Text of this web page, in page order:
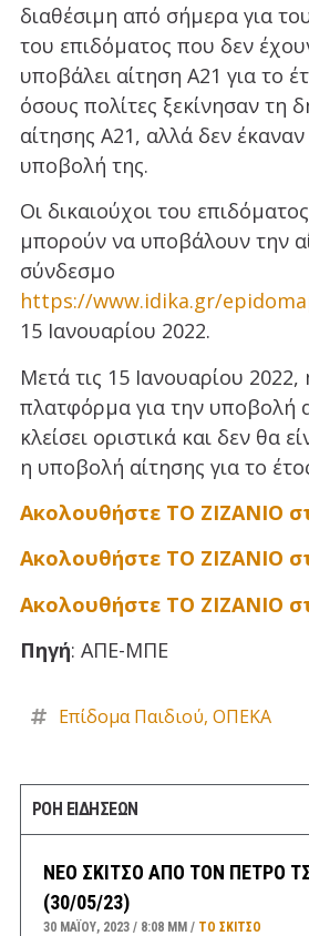
διαθέσιμη από σήμερα για
του επιδόματος που δεν
υποβάλει αίτηση Α21 για το
όσους πολίτες ξεκίνησαν τη
αίτησης Α21, αλλά δεν έκαναν
υποβολή της.
Οι δικαιούχοι του
μπορούν να υποβάλουν την
σύνδεσμο
https://www.idika.gr/
15 Ιανουαρίου 2022.
Μετά τις 15 Ιανουαρίου 2022,
πλατφόρμα για την υποβολή
κλείσει οριστικά και δεν θα
η υποβολή αίτησης για το
Ακολουθήστε ΤΟ ΖΙΖΑΝΙΟ
Ακολουθήστε ΤΟ ΖΙΖΑΝΙΟ
Ακολουθήστε ΤΟ ΖΙΖΑΝΙΟ
Πηγή: ΑΠΕ-ΜΠΕ
Επίδομα Παιδιού, ΟΠΕΚΑ
ΡΟΗ ΕΙΔΗΣΕΩΝ
ΝΕΟ ΣΚΙΤΣΟ ΑΠΟ ΤΟΝ ΠΕΤΡΟ
(30/05/23)
30 ΜΑΪ́ΟΥ, 2023 8:08 ΜΜ ΤΟ ΣΚΊΤΣΟ